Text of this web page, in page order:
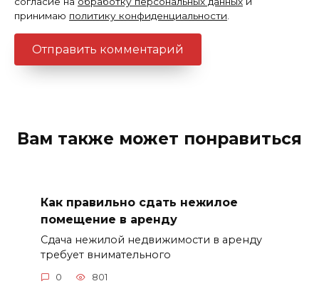
принимаю политику конфиденциальности
Вам также может понравиться
Как правильно сдать нежилое
помещение в аренду
Сдача нежилой недвижимости в аренду
требует внимательного
0 801